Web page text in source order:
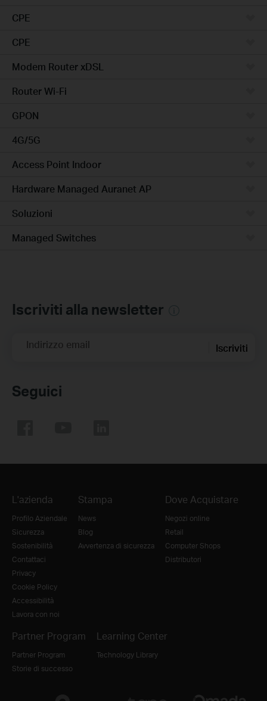
CPE
CPE
Modem Router xDSL
Router Wi-Fi
GPON
4G/5G
Access Point Indoor
Hardware Managed Auranet AP
Soluzioni
Managed Switches
Iscriviti alla newsletter
Indirizzo email Iscriviti
Seguici
L'azienda
Profilo Aziendale
Sicurezza
Sostenibilità
Contattaci
Privacy
Cookie Policy
Accessibilità
Lavora con noi
Stampa
News
Blog
Avvertenza di sicurezza
Dove Acquistare
Negozi online
Retail
Computer Shops
Distributori
Partner Program
Partner Program
Storie di successo
Learning Center
Technology Library